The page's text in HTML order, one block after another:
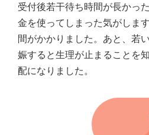
受付後若干待ち時間が長かっ
金を使ってしまった気がしま
間がかかりました。あと、若
娠すると生理が止まることを
配になりました。